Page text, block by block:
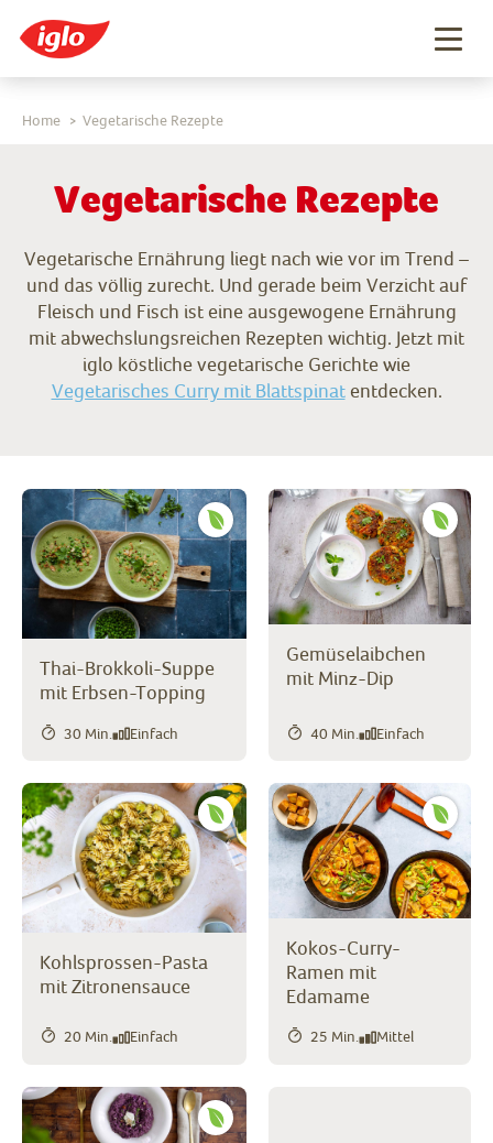
Vegetarische Rezepte
Vegetarische Ernährung liegt nach wie vor im Trend –
und das völlig zurecht. Und gerade beim Verzicht auf
Fleisch und Fisch ist eine ausgewogene Ernährung
mit abwechslungsreichen Rezepten wichtig. Jetzt mit
iglo köstliche vegetarische Gerichte wie
Vegetarisches Curry mit Blattspinatentdecken.
Home > Vegetarische Rezepte
Thai-Brokkoli-Suppe
mit Erbsen-Topping
30 Min. Einfach
Gemüselaibchen
mit Minz-Dip
40 Min. Einfach
Kohlsprossen-Pasta
mit Zitronensauce
20 Min. Einfach
Kokos-Curry-
Ramen mit
Edamame
25 Min. Mittel